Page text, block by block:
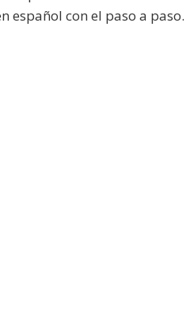
español con el paso a paso.